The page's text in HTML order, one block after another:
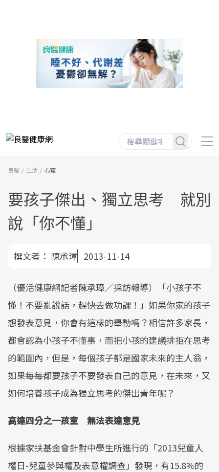
良醫 生活 心靈
要孩子傑出、獨立思考 就別
說「你不懂」
撰文者： 陳承璋 2013-11-14
（優活健康網記者陳承璋／採訪報導）「小孩子不
懂！不要亂說話，趕快去做功課！」如果你家的孩子
想發表意見，你會有這樣的舉動嗎？相信許多家長，
都會認為小孩子不懂事，而把小孩的建議排拒在思考
的範圍內，但是，每個孩子都是國家未來的主人翁，
如果每每都要孩子不要發表自己的意見，在未來，又
如何培養孩子成為獨立思考的傑出青年呢？
高達四分之一孩童 無法表達意見
根據家扶基金會針對中學生所進行的「2013兒童人
權日-兒童參與權及表意權調查」發現，有15.8%的